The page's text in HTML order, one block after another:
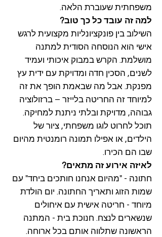
משפחתית שעוברת הלאה.​
למה זה עובד כל כך טוב?
השילוב בין פונקציונליות מקצועית לרגש
אישי הוא הנוסחה הסודית למתנה
מושלמת. הקרש במבוק איכותי ועמיד
לשנים, הסכין חדה ומדויקת עם ידית עץ
מפנקת. אבל מה שבאמת הופך את זה
למיוחד זה החריטה בלייזר – ברזולוציה
גבוהה, מדויקת ובלתי ניתנת למחיקה.
תוכל לחרוט לוגו משפחתי, ציור של
הילדים, או אפילו תמונה רומנטית מהיום
שבו הם הכירו.​
לאיזה אירוע זה מתאים?
חתונה - "מהיום אנחנו חותכים ביחד" עם
שמות הזוג ותאריך החתונה. יום הולדת
מיוחד - חריטה אישית עם איחולים
שנשארים לנצח. חנוכת בית - המתנה
הראשונה שתלווה אותם בכל ארוחה.